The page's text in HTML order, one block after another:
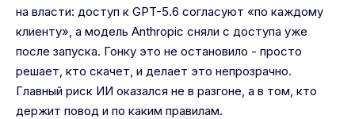
на власти: доступ к GPT-5.6 согласуют «по каждому
клиенту», а модель Anthropic сняли с доступа уже
после запуска. Гонку это не остановило - просто
решает, кто скачет, и делает это непрозрачно.
Главный риск ИИ оказался не в разгоне, а в том, кто
держит повод и по каким правилам.